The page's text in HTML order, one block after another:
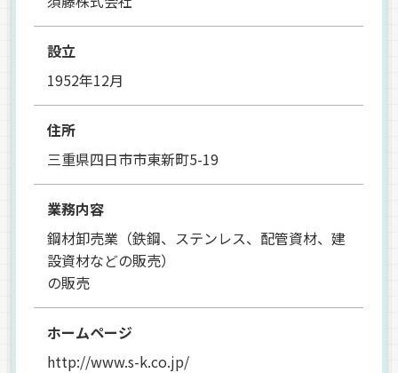
設立
1952年12月
住所
三重県四日市市東新町5-19
業務内容
鋼材卸売業（鉄鋼、ステンレス、配管資材、建
設資材などの販売）
の販売
ホームページ
http://www.s-k.co.jp/